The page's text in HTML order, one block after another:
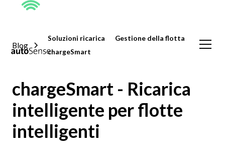
Blog
Soluzioni ricarica
Gestione della flotta
chargeSmart
chargeSmart - Ricarica
intelligente per flotte
intelligenti